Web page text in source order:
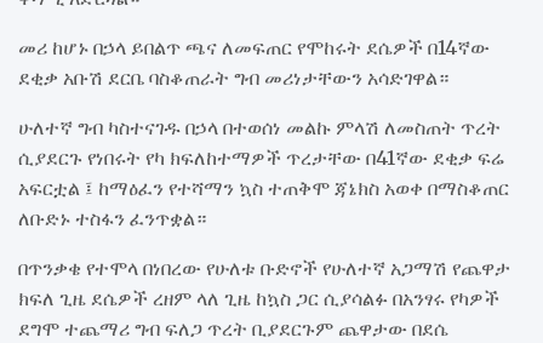
መሪ ከሆኑ በኃላ ይበልጥ ጫና ለመፍጠር የሞከሩት ደሴዎች በ14ኛው
ደቂቃ አቡሽ ደርቤ ባስቆጠራት ግብ መሪነታቸውን አሳድገዋል።
ሁለተኛ ግብ ካስተናገዱ በኃላ በተወሰነ መልኩ ምላሽ ለመስጠት ጥረት
ሲያደርጉ የነበሩት የካ ክፍለከተማዎች ጥረታቸው በ41ኛው ደቂቃ ፍሬ
አፍርቷል ፤ ከማዕፈን የተሻማን ኳስ ተጠቅሞ ጃኔክስ አወቀ በማስቆጠር
ለቡድኑ ተስፋን ፈንጥቋል።
በጥንቃቄ የተሞላ በነበረው የሁለቱ ቡድኖች የሁለተኛ አጋማሽ የጨዋታ
ክፍለ ጊዜ ደሴዎች ረዘም ላለ ጊዜ ከኳስ ጋር ሲያሳልፉ በአንፃሩ የካዎች
ደግሞ ተጨማሪ ግብ ፍለጋ ጥረት ቢያደርጉም ጨዋታው በደሴ